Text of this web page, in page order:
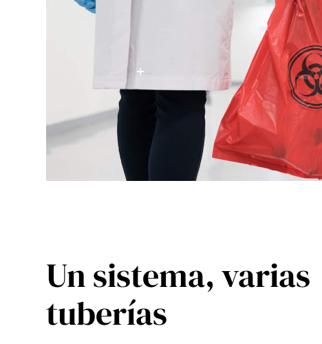
Un sistema, varias
tuberías